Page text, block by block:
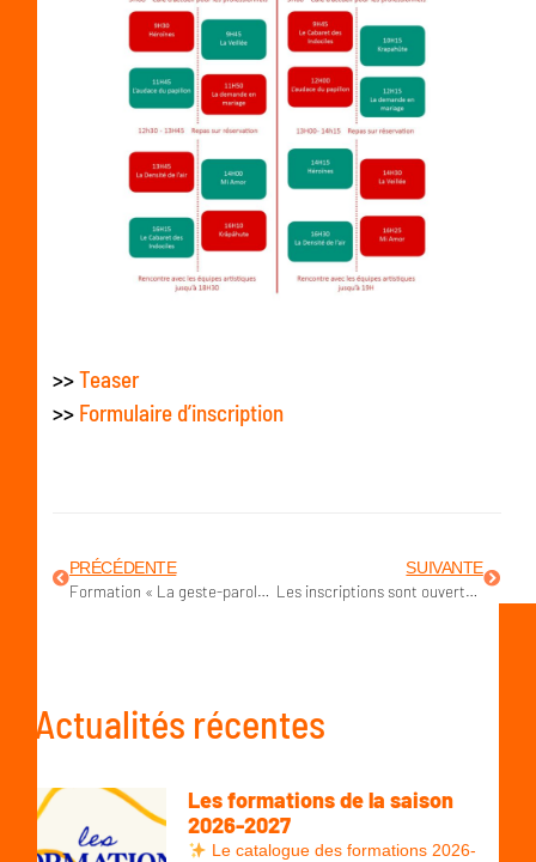
>>Teaser
>> Formulaire d’inscription
PRÉCÉDENTE
Formation « La geste-parole » par Myriam Pellicane
SUIVANTE
Les inscriptions sont ouvertes pour le module 2 de la formation « Initiation à l’art de conter » par Angelina Galvani
Actualités récentes
Les formations de la saison
2026-2027
Le catalogue des formations 2026-